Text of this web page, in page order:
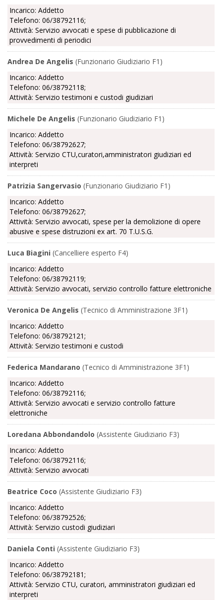
Incarico: Addetto
Telefono: 06/38792116;
Attività: Servizio avvocati e spese di pubblicazione di
provvedimenti di periodici
Andrea De Angelis (Funzionario Giudiziario F1)
Incarico: Addetto
Telefono: 06/38792118;
Attività: Servizio testimoni e custodi giudiziari
Michele De Angelis (Funzionario Giudiziario F1)
Incarico: Addetto
Telefono: 06/38792627;
Attività: Servizio CTU,curatori,amministratori giudiziari ed
interpreti
Patrizia Sangervasio (Funzionario Giudiziario F1)
Incarico: Addetto
Telefono: 06/38792627;
Attività: Servizio avvocati, spese per la demolizione di opere
abusive e spese distruzioni ex art. 70 T.U.S.G.
Luca Biagini (Cancelliere esperto F4)
Incarico: Addetto
Telefono: 06/38792119;
Attività: Servizio avvocati, servizio controllo fatture elettroniche
Veronica De Angelis (Tecnico di Amministrazione 3F1)
Incarico: Addetto
Telefono: 06/38792121;
Attività: Servizio testimoni e custodi
Federica Mandarano (Tecnico di Amministrazione 3F1)
Incarico: Addetto
Telefono: 06/38792116;
Attività: Servizio avvocati e servizio controllo fatture
elettroniche
Loredana Abbondandolo (Assistente Giudiziario F3)
Incarico: Addetto
Telefono: 06/38792116;
Attività: Servizio avvocati
Beatrice Coco (Assistente Giudiziario F3)
Incarico: Addetto
Telefono: 06/38792526;
Attività: Servizio custodi giudiziari
Daniela Conti (Assistente Giudiziario F3)
Incarico: Addetto
Telefono: 06/38792181;
Attività: Servizio CTU, curatori, amministratori giudiziari ed
interpreti